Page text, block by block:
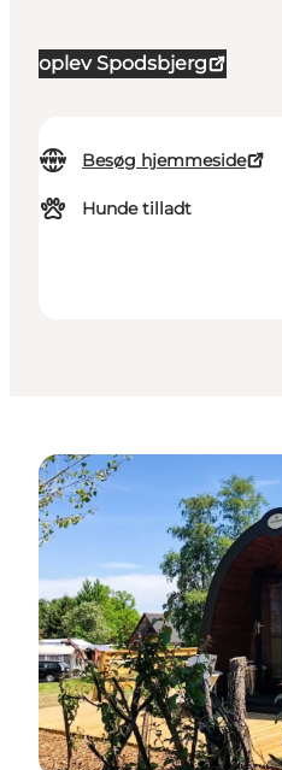
oplev Spodsbjerg
Besøg hjemmeside
Hunde tilladt